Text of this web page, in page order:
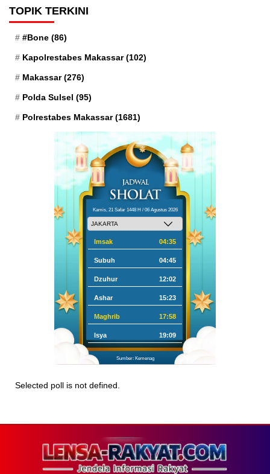
TOPIK TERKINI
#Bone (86)
Kapolrestabes Makassar(102)
Makassar(276)
Polda Sulsel (95)
Polrestabes Makassar(1681)
Kamis, 21 Safar 1448 H / 06 Agustus 2026
Imsak 04:35
Subuh 04:45
Dzuhur 12:02
Ashar 15:23
Maghrib 17:58
Isya 19:09
Sumber: Kemenag
Selected poll is not defined.